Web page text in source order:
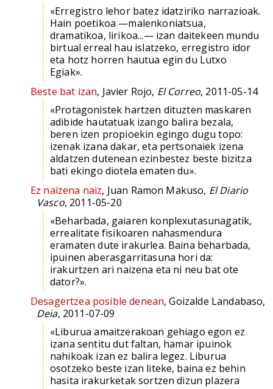
«Erregistro lehor batez idatziriko narrazioak.
Hain poetikoa —malenkoniatsua,
dramatikoa, lirikoa...— izan daitekeen mundu
birtual erreal hau islatzeko, erregistro idor
eta hotz horren hautua egin du Lutxo
Egiak».
Beste bat izan, Javier Rojo, El Correo, 2011-05-14
«Protagonistek hartzen dituzten maskaren
adibide hautatuak izango balira bezala,
beren izen propioekin egingo dugu topo:
izenak izana dakar, eta pertsonaiek izena
aldatzen dutenean ezinbestez beste bizitza
bati ekingo diotela ematen du».
Ez naizena naiz, Juan Ramon Makuso, El Diario
Vasco, 2011-05-20
«Beharbada, gaiaren konplexutasunagatik,
errealitate fisikoaren nahasmendura
eramaten dute irakurlea. Baina beharbada,
ipuinen aberasgarritasuna hori da:
irakurtzen ari naizena eta ni neu bat ote
dator?».
Desagertzea posible denean, Goizalde Landabaso,
Deia, 2011-07-09
«Liburua amaitzerakoan gehiago egon ez
izana sentitu dut faltan, hamar ipuinok
nahikoak izan ez balira legez. Liburua
osotzeko beste izan liteke, baina ez behin
hasita irakurketak sortzen dizun plazera